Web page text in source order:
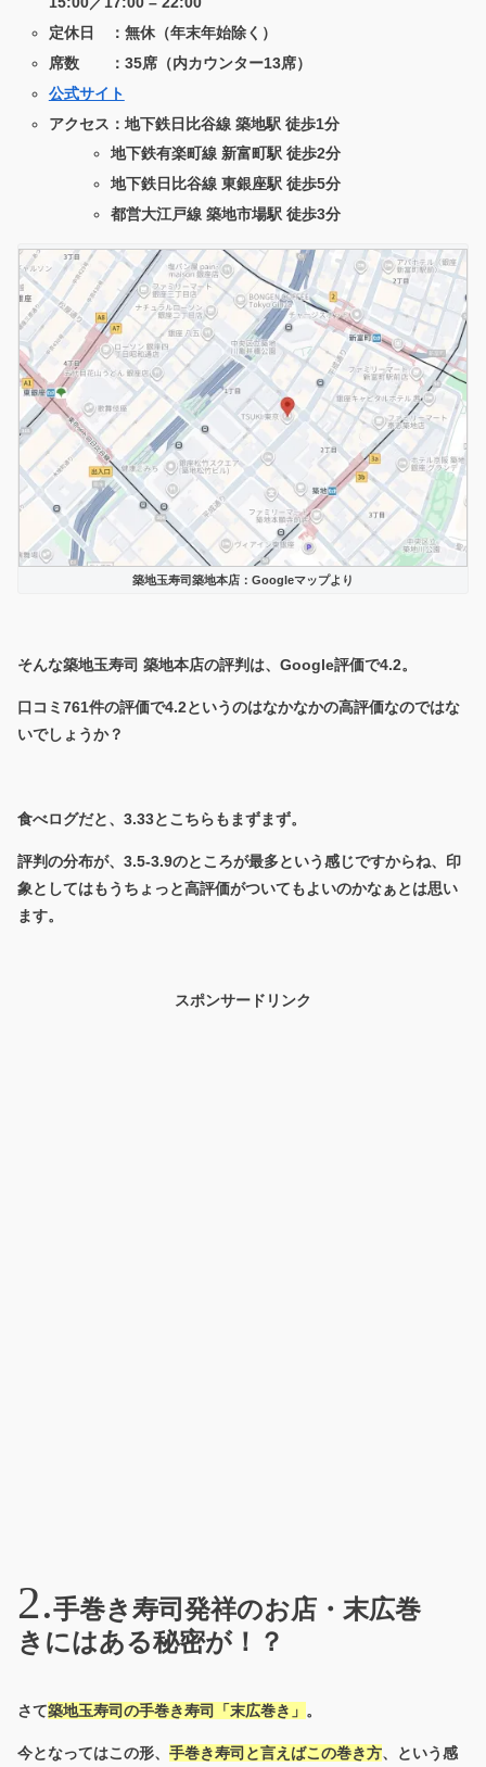
定休日 ：無休（年末年始除く）
席数 ：35席（内カウンター13席）
公式サイト
アクセス：地下鉄日比谷線 築地駅 徒歩1分
地下鉄有楽町線 新富町駅 徒歩2分
地下鉄日比谷線 東銀座駅 徒歩5分
都営大江戸線 築地市場駅 徒歩3分
築地玉寿司築地本店：Googleマップより
そんな築地玉寿司 築地本店の評判は、Google評価で4.2。
口コミ761件の評価で4.2というのはなかなかの高評価なのではな
いでしょうか？
食べログだと、3.33とこちらもまずまず。
評判の分布が、3.5-3.9のところが最多という感じですからね、印
象としてはもうちょっと高評価がついてもよいのかなぁとは思い
ます。
スポンサードリンク
手巻き寿司発祥のお店・末広巻
きにはある秘密が！？
さて築地玉寿司の手巻き寿司「末広巻き」 。
今となってはこの形、 手巻き寿司と言えばこの巻き方、という感